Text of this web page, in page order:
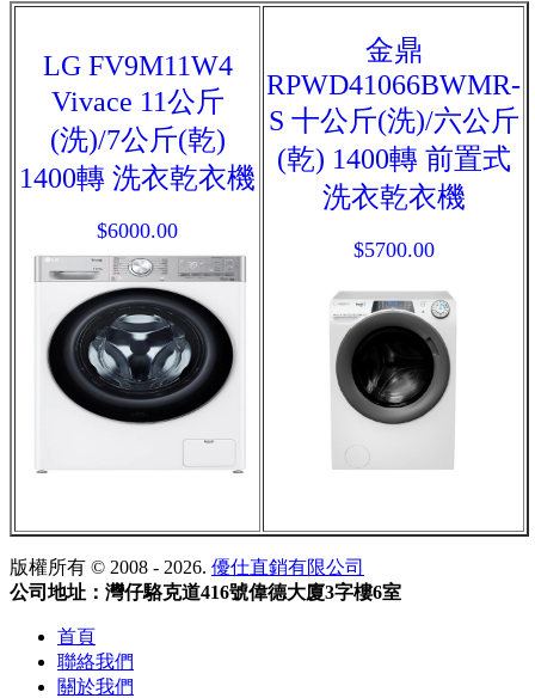
LG FV9M11W4
Vivace 11公斤
(洗)/7公斤(乾)
1400轉 洗衣乾衣機
$6000.00
金鼎
RPWD41066BWMR-
S 十公斤(洗)/六公斤
(乾) 1400轉 前置式
洗衣乾衣機
$5700.00
版權所有 © 2008 - 2026. 優仕直銷有限公司
公司地址：灣仔駱克道416號偉德大廈3字樓6室
首頁
聯絡我們
關於我們